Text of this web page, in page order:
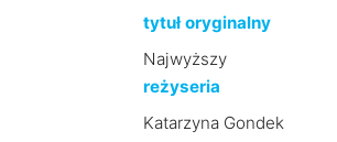
tytuł oryginalny
Najwyższy
reżyseria
Katarzyna Gondek